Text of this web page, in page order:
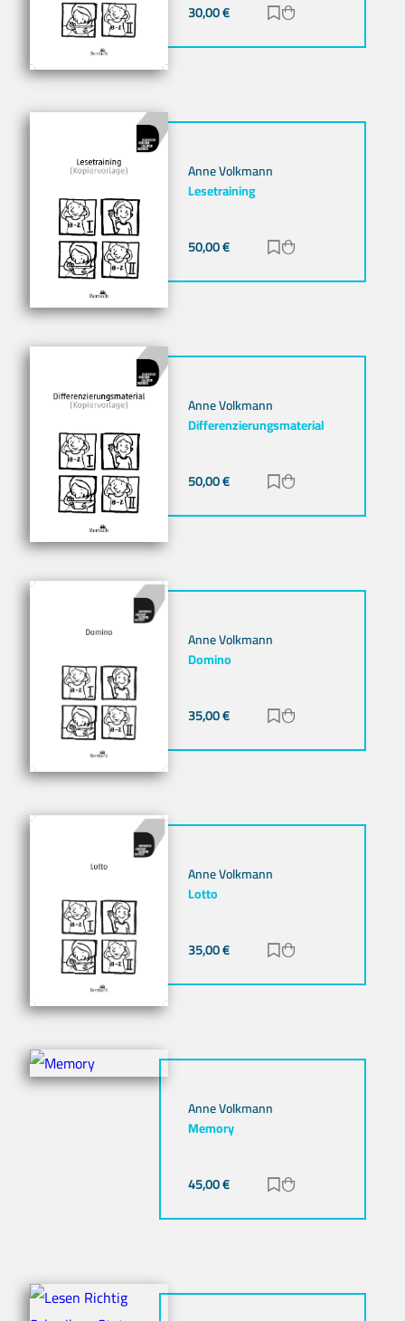
30,00€ Zur Merkliste
Anne Volkmann
Lesetraining
50,00€ Zur Merkliste
Anne Volkmann
Differenzierungsmaterial
50,00€ Zur Merkliste
Anne Volkmann
Domino
35,00€ Zur Merkliste
Anne Volkmann
Lotto
35,00€ Zur Merkliste
Anne Volkmann
Memory
45,00€ Zur Merkliste